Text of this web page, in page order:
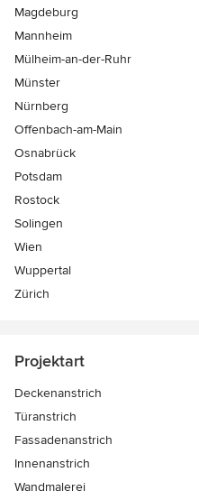
Magdeburg
Mannheim
Mülheim-an-der-Ruhr
Münster
Nürnberg
Offenbach-am-Main
Osnabrück
Potsdam
Rostock
Solingen
Wien
Wuppertal
Zürich
Projektart
Deckenanstrich
Türanstrich
Fassadenanstrich
Innenanstrich
Wandmalerei